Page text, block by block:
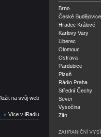
na svůj web
Více v iRadiu
Brno
České Budějovice
Hradec Králové
Karlovy Vary
Liberec
Olomouc
Ostrava
Pardubice
Plzeň
Rádio Praha
Střední Čechy
Sever
Vysočina
Zlín
ZAHRANIČNÍ